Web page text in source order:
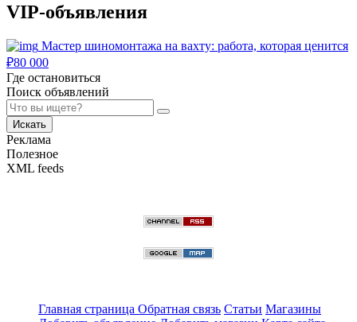
VIP-объявления
Мастер шиномонтажа на вахту: работа, которая ценится
₽80 000
Где остановиться
Поиск объявлений
Искать
Реклама
Полезное
XML feeds
Главная страница Обратная связь Статьи Магазины